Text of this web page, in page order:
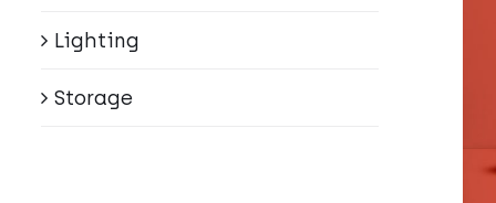
Lighting
Storage